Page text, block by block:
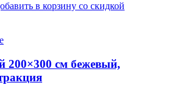
в корзину со скидкой
200×300 см бежевый,